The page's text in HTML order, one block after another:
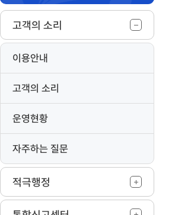
고객의 소리
이용안내
고객의 소리
운영현황
자주하는 질문
적극행정